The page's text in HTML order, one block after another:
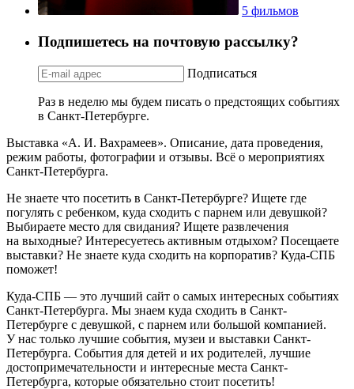
5 фильмов
Подпишетесь на почтовую рассылку?
Подписаться
Раз в неделю мы будем писать о предстоящих событиях
в Санкт-Петербурге.
Выставка «А. И. Вахрамеев». Описание, дата проведения,
режим работы, фотографии и отзывы. Всё о мероприятиях
Санкт-Петербурга.
Не знаете что посетить в Санкт-Петербурге? Ищете где
погулять с ребенком, куда сходить с парнем или девушкой?
Выбираете место для свидания? Ищете развлечения
на выходные? Интересуетесь активным отдыхом? Посещаете
выставки? Не знаете куда сходить на корпоратив? Куда-СПБ
поможет!
Куда-СПБ — это лучший сайт о самых интересных событиях
Санкт-Петербурга. Мы знаем куда сходить в Санкт-
Петербурге с девушкой, с парнем или большой компанией.
У нас только лучшие события, музеи и выставки Санкт-
Петербурга. События для детей и их родителей, лучшие
достопримечательности и интересные места Санкт-
Петербурга, которые обязательно стоит посетить!